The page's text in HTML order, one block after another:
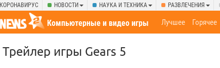
КОРОНАВИРУС НОВОСТИ НАУКА И ТЕХНИКА РАЗВЛЕЧЕНИЯ
Компьютерные и видео игры Лучшее Горячее
Трейлер игры Gears 5